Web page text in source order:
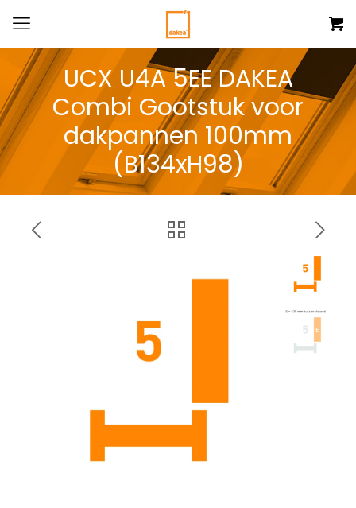
UCX U4A 5EE DAKEA
Combi Gootstuk voor
dakpannen 100mm
(B134xH98)